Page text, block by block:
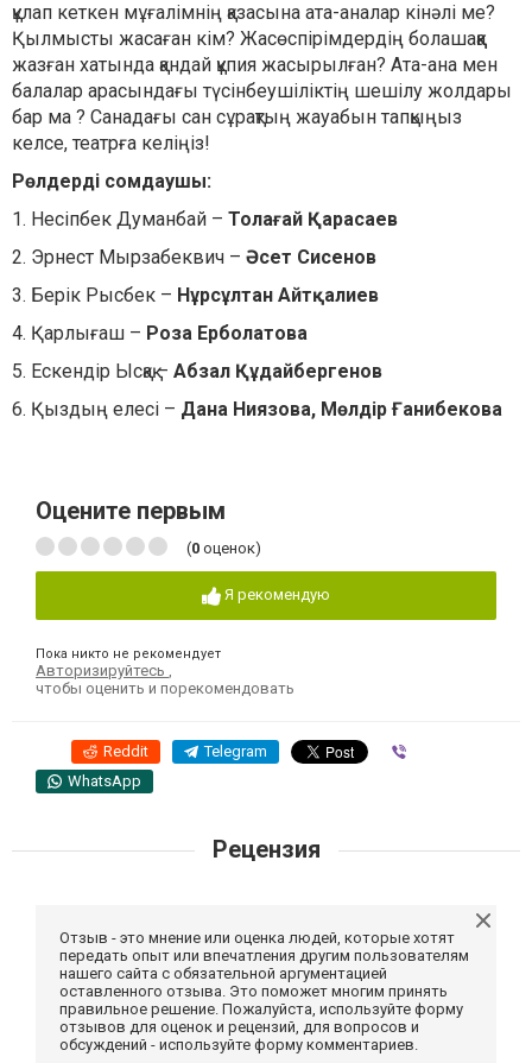
құлап кеткен мұғалімнің қазасына ата-аналар кінәлі ме?
Қылмысты жасаған кім? Жасөспірімдердің болашаққа
жазған хатында қандай құпия жасырылған? Ата-ана мен
балалар арасындағы түсінбеушіліктің шешілу жолдары
бар ма ? Санадағы сан сұрақтың жауабын тапқыңыз
келсе, театрға келіңіз!
Рөлдерді сомдаушы:
1. Несіпбек Думанбай – Толағай Қарасаев
2. Эрнест Мырзабеквич – Әсет Сисенов
3. Берік Рысбек – Нұрсұлтан Айтқалиев
4. Қарлығаш – Роза Ерболатова
5. Ескендір Ысқақ – Абзал Құдайбергенов
6. Қыздың елесі – Дана Ниязова, Мөлдір Ғанибекова
Оцените первым
(0 оценок)
Я рекомендую
Пока никто не рекомендует
Авторизируйтесь
чтобы оценить и порекомендовать
Reddit Telegram
WhatsApp
Рецензия
Отзыв - это мнение или оценка людей, которые хотят
передать опыт или впечатления другим пользователям
нашего сайта с обязательной аргументацией
оставленного отзыва. Это поможет многим принять
правильное решение. Пожалуйста, используйте форму
отзывов для оценок и рецензий, для вопросов и
обсуждений - используйте форму комментариев.